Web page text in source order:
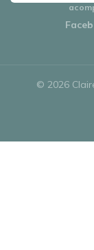
© 2026